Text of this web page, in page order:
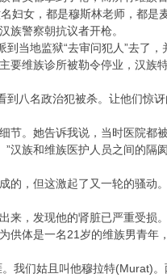
妇女，都是穆斯林老师，都是
族警察朝抗议者开枪。
当地监狱“去审问犯人”去了
要维族诊所被勒令停业，汉族
八名政治犯被杀。让他们惊
节。她告诉我说，当时医院都
汉族和维族医护人员之间的隔阂
的，但这激起了又一轮的骚动
来，发现他的肾脏已严重受损
供体是一名21岁的维族男青年
我们姑且叫他穆拉特(Murat)